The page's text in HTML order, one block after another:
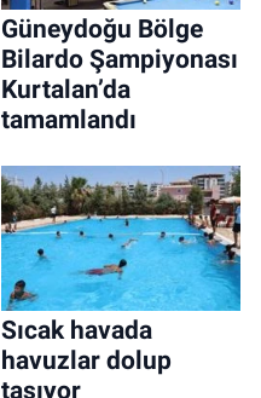
Güneydoğu Bölge
Bilardo Şampiyonası
Kurtalan’da
tamamlandı
Sıcak havada
havuzlar dolup
taşıyor